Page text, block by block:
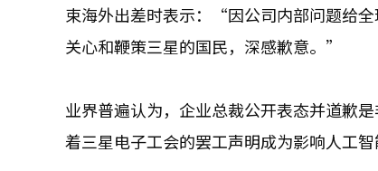
束海外出差时表示：“因公司内部问题给
关心和鞭策三星的国民，深感歉意。”
业界普遍认为，企业总裁公开表态并道歉
着三星电子工会的罢工声明成为影响人工